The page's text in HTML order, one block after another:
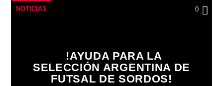
NOTICIAS 0
!AYUDA PARA LA
SELECCIÓN ARGENTINA DE
FUTSAL DE SORDOS!